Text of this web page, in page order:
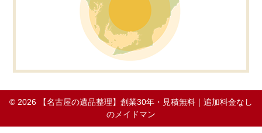
© 2026
【名古屋の遺品整理】創業30年・見積無料｜追加料金なし
のメイドマン